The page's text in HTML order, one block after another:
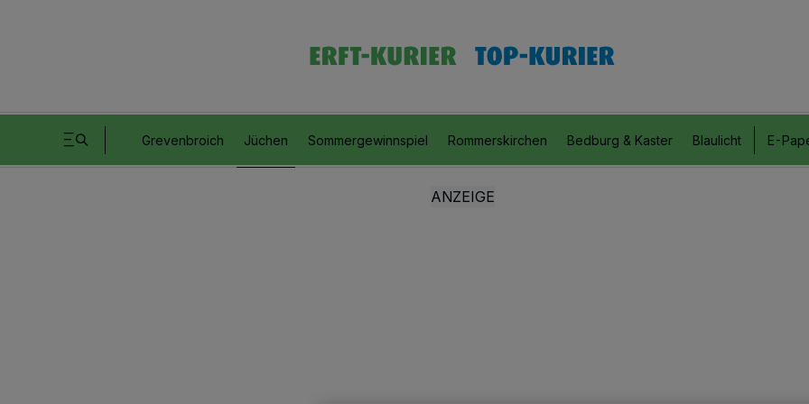
Grevenbroich Jüchen Sommergewinnspiel Rommerskirchen Bedburg & Kaster Blaulicht E-